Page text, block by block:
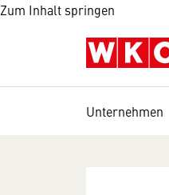
Zum Inhalt springen
Unternehmen